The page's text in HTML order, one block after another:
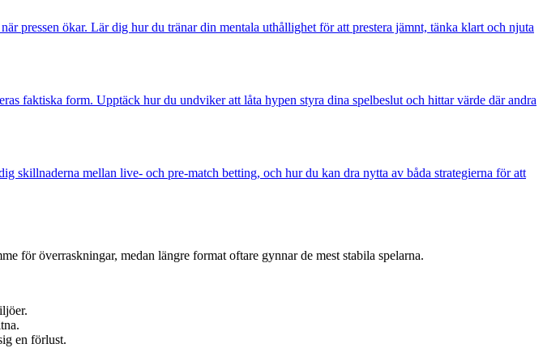
pressen ökar. Lär dig hur du tränar din mentala uthållighet för att prestera jämnt, tänka klart och njuta
faktiska form. Upptäck hur du undviker att låta hypen styra dina spelbeslut och hittar värde där andra
skillnaderna mellan live- och pre-match betting, och hur du kan dra nytta av båda strategierna för att
för överraskningar, medan längre format oftare gynnar de mest stabila spelarna.
en förlust.